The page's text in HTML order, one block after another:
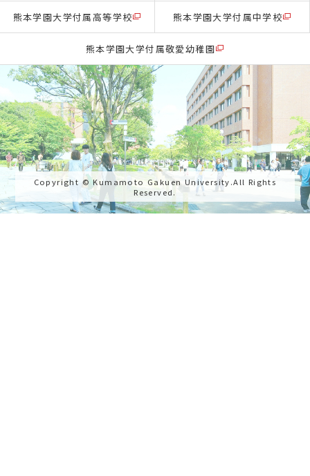
熊本学園大学付属高等学校 熊本学園大学付属中学校
熊本学園大学付属敬愛幼稚園
Copyright © Kumamoto Gakuen University.All Rights
Reserved.